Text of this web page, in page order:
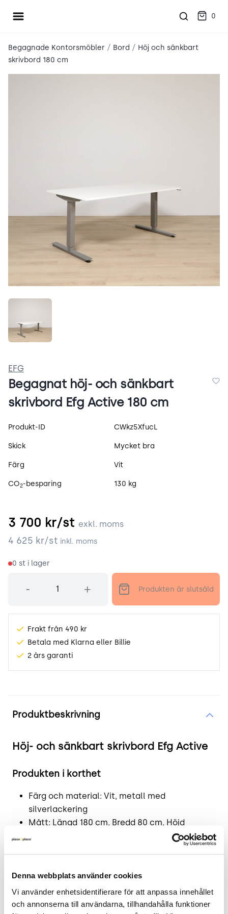
Denna webbplats använder cookies
Vi använder enhetsidentifierare för att anpassa innehållet
och annonserna till användarna, tillhandahålla funktioner
Öppna meny 0
Begagnade Kontorsmöbler / Bord / Höj och sänkbart
skrivbord 180 cm
_iWA64SV3tm1.jpeg
EFG
Begagnat höj- och sänkbart
skrivbord Efg Active 180 cm
Produktspecifikation
Produkt-ID CWkz5XfucL
Skick Mycket bra
Färg Vit
CO2-besparing 130 kg
3 700 kr/st exkl. moms
4 625 kr/st inkl. moms
0 st i lager
- + Produkten är slutsåld
Frakt från 490 kr
Betala med Klarna eller Billie
2 års garanti
Produktbeskrivning
Höj- och sänkbart skrivbord Efg Active
Produkten i korthet
Färg och material: Vit, metall med
silverlackering
Mått: Längd 180 cm, Bredd 80 cm, Höjd
justerbar från 64 till 129 cm
Active är ett modernt höj- och sänkbart skrivbord